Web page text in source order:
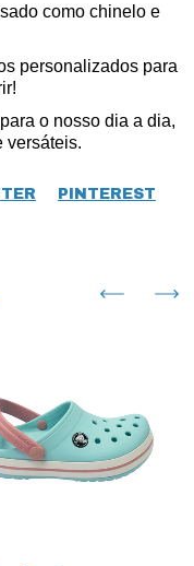
como chinelo e
personalizados para
o nosso dia a dia,
versáteis.
PINTEREST